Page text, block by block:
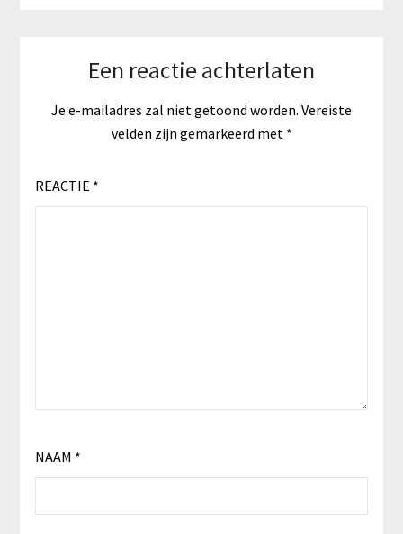
Een reactie achterlaten
Je e-mailadres zal niet getoond worden. Vereiste
velden zijn gemarkeerd met *
REACTIE *
NAAM *